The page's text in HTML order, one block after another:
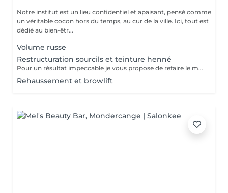
Notre institut est un lieu confidentiel et apaisant, pensé comme
un véritable cocon hors du temps, au cur de la ville. Ici, tout est
dédié au bien-êtr...
Volume russe
Restructuration sourcils et teinture henné
Pour un résultat impeccable je vous propose de refaire le mapping de votre sourcils pour qu il soit parfait La teinture permet un resultat net et durable
Rehaussement et browlift